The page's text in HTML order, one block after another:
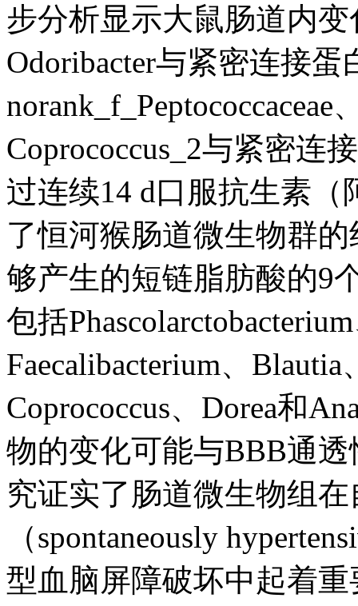
步分析显示大鼠肠道内
Odoribacter与紧密连接
norank_f_Peptococcaceae
Coprococcus_2与紧密连
过连续14 d口服抗生素
了恒河猴肠道微生物群
够产生的短链脂肪酸的9
包括
Faecalibacterium、Blautia
Coprococcus、Dorea和
物的变化可能与BBB通
究证实了肠道微生物组
（spontaneously
型血脑屏障破坏中起着